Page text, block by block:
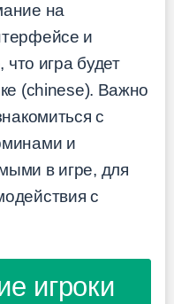
на
и
что игра будет
(chinese). Важно
с
и
в игре, для
с
игроки